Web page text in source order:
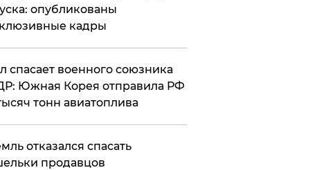
опубликованы
кадры
спасает военного союзника
Южная Корея отправила РФ
тонн авиатоплива
отказался спасать
продавцов